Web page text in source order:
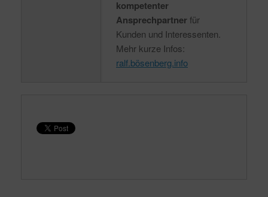
kompetenter
Ansprechpartnerfür
Kunden und Interessenten.
Mehr kurze Infos:
ralf.bösenberg.info